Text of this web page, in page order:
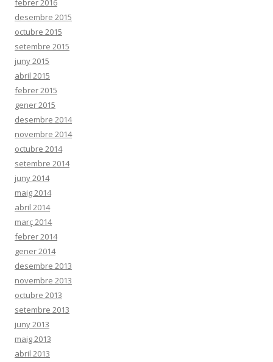
febrer 2016
desembre 2015
octubre 2015
setembre 2015
juny 2015
abril 2015
febrer 2015
gener 2015
desembre 2014
novembre 2014
octubre 2014
setembre 2014
juny 2014
maig 2014
abril 2014
març 2014
febrer 2014
gener 2014
desembre 2013
novembre 2013
octubre 2013
setembre 2013
juny 2013
maig 2013
abril 2013